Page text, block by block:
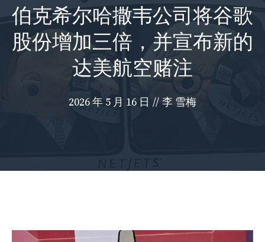
伯克希尔哈撒韦公司将谷歌
股份增加三倍，并宣布新的
达美航空赌注
2026 年 5 月 16 日 // 李 雪梅